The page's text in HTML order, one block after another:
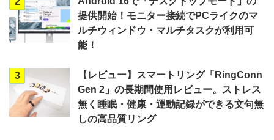
提供開始！モニター接続でPCライクのマ
ルチウィンドウ・マルチタスクが利用可
能！
3
【レビュー】スマートリング「RingConn
Gen 2」の長期間使用レビュー。ストレス
無く睡眠・健康・運動記録ができる文句無
しの高品質リング